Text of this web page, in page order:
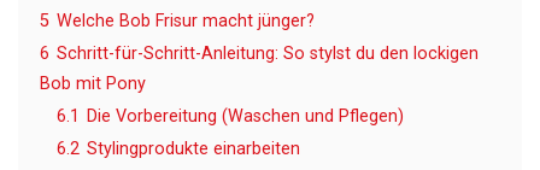
5 Welche Bob Frisur macht jünger?
6 Schritt-für-Schritt-Anleitung: So stylst du den lockigen
Bob mit Pony
6.1
Die Vorbereitung (Waschen und Pflegen)
6.2 Stylingprodukte einarbeiten